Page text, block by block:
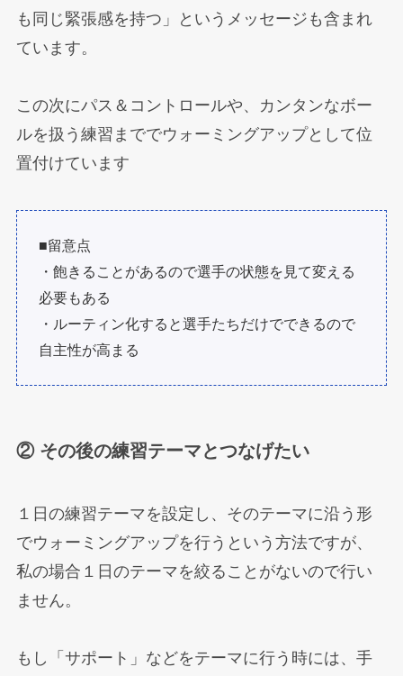
も同じ緊張感を持つ」というメッセージも含まれ
ています。
この次にパス＆コントロールや、カンタンなボー
ルを扱う練習まででウォーミングアップとして位
置付けています
■留意点
・飽きることがあるので選手の状態を見て変える
必要もある
・ルーティン化すると選手たちだけでできるので
自主性が高まる
② その後の練習テーマとつなげたい
１日の練習テーマを設定し、そのテーマに沿う形
でウォーミングアップを行うという方法ですが、
私の場合１日のテーマを絞ることがないので行い
ません。
もし「サポート」などをテーマに行う時には、手